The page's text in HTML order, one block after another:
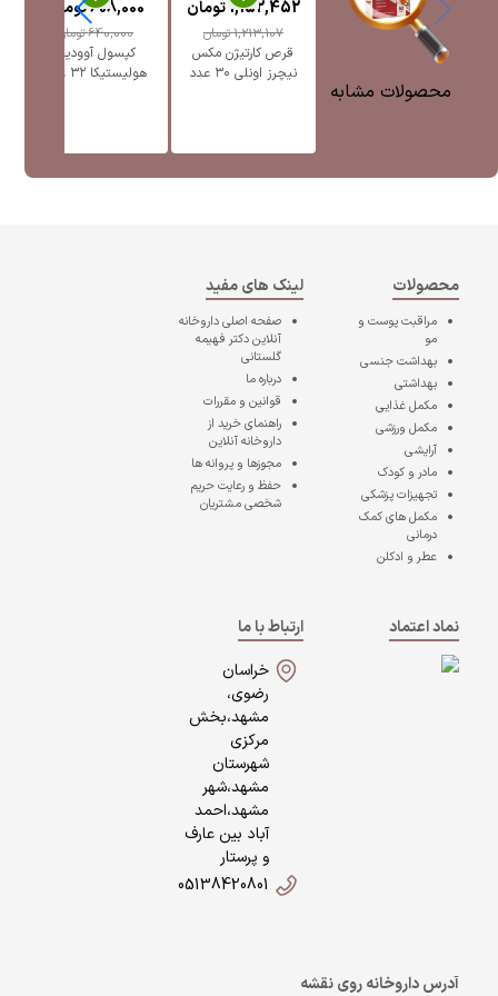
محصولات مشابه
قرص کارتیژن مکس
نیچرز اونلی ۳۰ عدد
1,213,107تومان
1,152,452تومان
کپسول آوودین
هولیستیکا ۳۲ عدد
640,000تومان
608,000تومان
محصولات
مراقبت پوست و
مو
بهداشت جنسی
بهداشتی
مکمل غذایی
مکمل ورزشی
آرایشی
مادر و کودک
تجهیزات پزشکی
مکمل های کمک
درمانی
عطر و ادکلن
لینک های مفید
صفحه اصلیداروخانه
آنلاین دکتر فهیمه
گلستانی
درباره ما
قوانین و مقررات
راهنمای خرید از
داروخانه آنلاین
مجوزها و پروانه ها
حفظ و رعایت حریم
شخصی مشتریان
نماد اعتماد
ارتباط با ما
خراسان
رضوی،
مشهد،بخش
مرکزی
شهرستان
مشهد،شهر
مشهد،احمد
آباد بین عارف
و پرستار
05138420801
آدرس داروخانه روی نقشه